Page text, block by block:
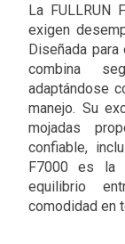
La FULLRUN
exigen
Diseñada
combina
adaptándose
manejo. Su
mojadas
confiable,
F7000 es la
equilibrio
comodidad en